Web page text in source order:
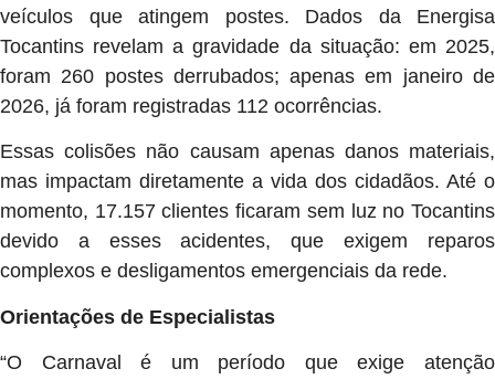
veículos que atingem postes. Dados da Energisa
Tocantins revelam a gravidade da situação: em 2025,
foram 260 postes derrubados; apenas em janeiro de
2026, já foram registradas 112 ocorrências.
Essas colisões não causam apenas danos materiais,
mas impactam diretamente a vida dos cidadãos. Até o
momento, 17.157 clientes ficaram sem luz no Tocantins
devido a esses acidentes, que exigem reparos
complexos e desligamentos emergenciais da rede.
Orientações de Especialistas
“O Carnaval é um período que exige atenção